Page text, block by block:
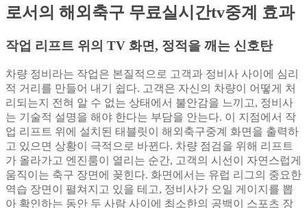
로서의 해외축구 무료실시간tv중계 효과
작업 리프트 위의 TV 화면, 정적을 깨는 신호탄
차량 정비라는 작업은 본질적으로 고객과 정비사 사이에 심리
적 거리를 만들어 내기 쉽다. 고객은 자신의 차량이 어떻게 처
리되는지 전혀 알 수 없는 상태에서 불안감을 느끼고, 정비사
는 기술적 설명을 해야 한다는 부담을 안는다. 이 지점에서 작
업 리프트 위에 설치된 태블릿이 해외축구중계 화면을 출력하
고 있으면 상황이 극적으로 바뀐다. 차량 점검을 위해 리프트
가 올라가고 엔진룸이 열리는 순간, 고객의 시선이 자연스럽게
움직이는 축구 장면에 꽂힌다. 화면에서는 유럽 리그의 중요한
역습 장면이 펼쳐지고 있을 테고, 정비사가 오일 게이지를 뽑
아 확인하는 동안 두 사람 사이에 최소한의 공백이 스포츠 장